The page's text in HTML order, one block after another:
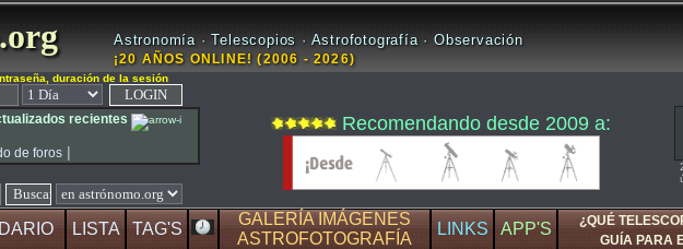
Astronomía · Telescopios · Astrofotografía · Observación
¡20 AÑOS ONLINE! (2006 - 2026)
duración de la sesión
recientes
de foros |
Recomendando desde 2009 a:
LISTA TAG'S
GALERÍA IMÁGENES
ASTROFOTOGRAFÍA
LINKS APP'S
¿QUÉ
GUÍA PARA